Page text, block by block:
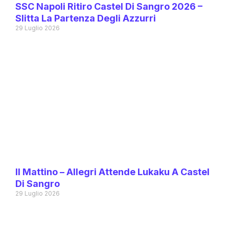
SSC Napoli Ritiro Castel Di Sangro 2026 –
Slitta La Partenza Degli Azzurri
29 Luglio 2026
Il Mattino – Allegri Attende Lukaku A Castel
Di Sangro
29 Luglio 2026